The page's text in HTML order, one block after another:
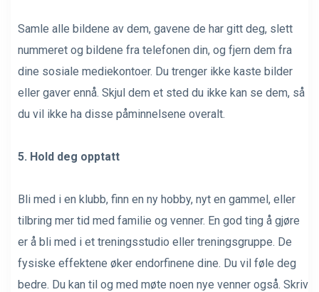
Samle alle bildene av dem, gavene de har gitt deg, slett
nummeret og bildene fra telefonen din, og fjern dem fra
dine sosiale mediekontoer. Du trenger ikke kaste bilder
eller gaver ennå. Skjul dem et sted du ikke kan se dem, så
du vil ikke ha disse påminnelsene overalt.
5. Hold deg opptatt
Bli med i en klubb, finn en ny hobby, nyt en gammel, eller
tilbring mer tid med familie og venner. En god ting å gjøre
er å bli med i et treningsstudio eller treningsgruppe. De
fysiske effektene øker endorfinene dine. Du vil føle deg
bedre. Du kan til og med møte noen nye venner også. Skriv